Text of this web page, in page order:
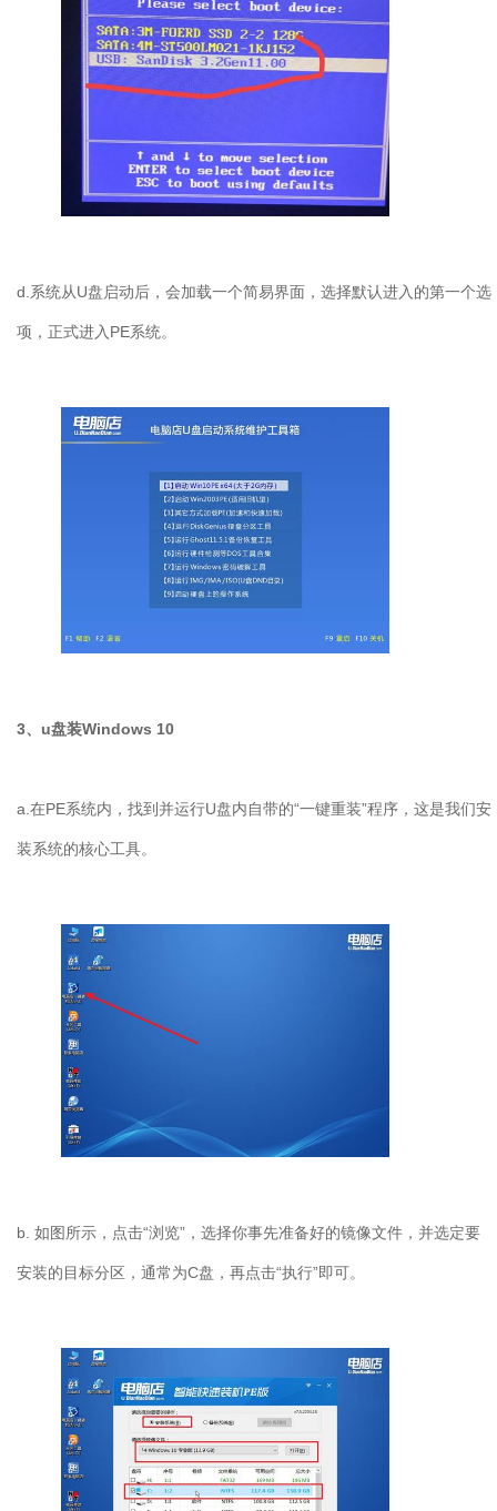
d. 系统从U盘启动后，会加载一个简易界面，选择默认进入的第一个选
项，正式进入 PE系统。
3、 u盘装Windows 10
a. 在PE系统内，找到并运行U盘内自带的“一键重装”程序，这是我们安
装系统的核心工具。
b. 如图所示，点击“浏览”，选择你事先准备好的镜像文件，并选定要
安装的目标分区，通常为C盘，再点击“执行”即可。